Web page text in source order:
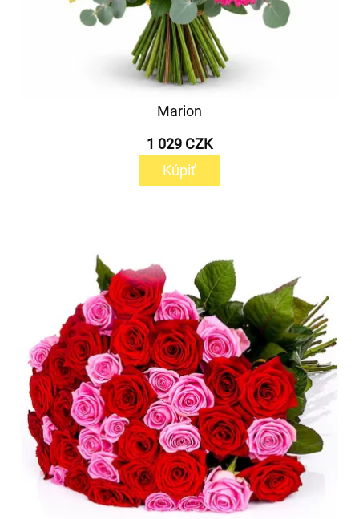
Marion
1 029 CZK
Kúpiť